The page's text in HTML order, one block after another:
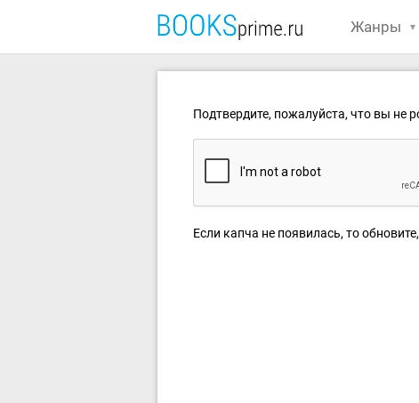
Жанры
Подтвердите, пожалуйста, что вы не
Если капча не появилась, то